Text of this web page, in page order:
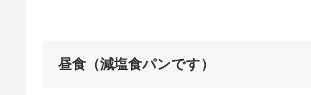
昼食（減塩食パンです）